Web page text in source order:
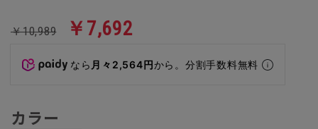
￥10,989 ￥7,692
なら 月々2,564円から。分割手数料無料
カラー